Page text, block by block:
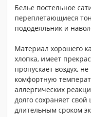
Белье постельное
переплетающиеся
пододеяльник и
Материал хорошего
хлопка, имеет
пропускает воздух,
комфортную
аллергических
долго сохраняет свой
длительным сроком